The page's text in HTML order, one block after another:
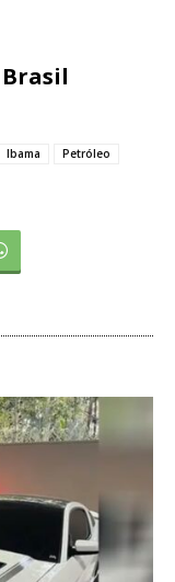
Ibama Petróleo